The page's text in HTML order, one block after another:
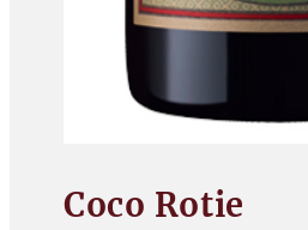
Coco Rotie